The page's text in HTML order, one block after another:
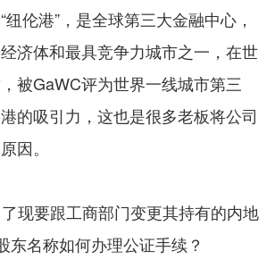
伦港”，是全球第三大金融中心，
济体和最具竞争力城市之一，在世
被GaWC评为世界一线城市第三
的吸引力，这也是很多老板将公司
因。